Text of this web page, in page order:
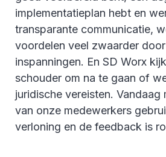
implementatieplan hebt en
transparante communicatie,
voordelen veel zwaarder
inspanningen. En SD Worx
schouder om na te gaan of
juridische vereisten. Vandaag
van onze medewerkers
verloning en de feedback is